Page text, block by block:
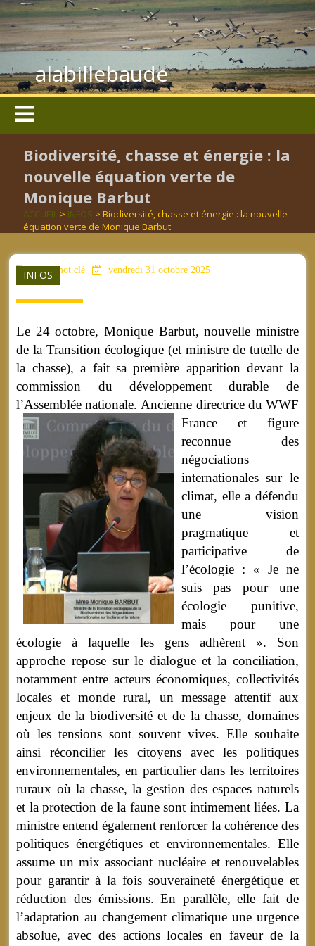
alabillebaude
Biodiversité, chasse et énergie : la
nouvelle équation verte de
Monique Barbut
ACCUEIL > INFOS > Biodiversité, chasse et énergie : la nouvelle
équation verte de Monique Barbut
INFOS
aucun mot clé vendredi 31 octobre 2025
Le 24 octobre, Monique Barbut, nouvelle ministre
de la Transition écologique (et ministre de tutelle de
la chasse), a fait sa première apparition devant la
commission du développement durable de
l’Assemblée nationale.Ancienne directrice du WWF
France et figure
reconnue des
négociations
internationales sur le
climat, elle a défendu
une vision
pragmatique et
participative de
l’écologie : « Je ne
suis pas pour une
écologie punitive,
mais pour une
écologie à laquelle les gens adhèrent ». Son
approche repose sur le dialogue et la conciliation,
notamment entre acteurs économiques, collectivités
locales et monde rural, un message attentif aux
enjeux de la biodiversité et de la chasse, domaines
où les tensions sont souvent vives. Elle souhaite
ainsi réconcilier les citoyens avec les politiques
environnementales, en particulier dans les territoires
ruraux où la chasse, la gestion des espaces naturels
et la protection de la faune sont intimement liées. La
ministre entend également renforcer la cohérence des
politiques énergétiques et environnementales. Elle
assume un mix associant nucléaire et renouvelables
pour garantir à la fois souveraineté énergétique et
réduction des émissions. En parallèle, elle fait de
l’adaptation au changement climatique une urgence
absolue, avec des actions locales en faveur de la